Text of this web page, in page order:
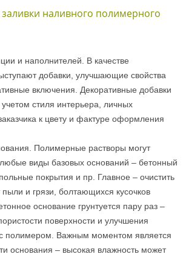
наливного полимерного
и наполнителей. В качестве
добавки, улучшающие свойства
включения. Декоративные добавки
стиля интерьера, личных
к цвету и фактуре оформления
Полимерные растворы могут
виды базовых оснований – бетонный
покрытия и пр. Главное – очистить
пыли и грязи, болтающихся кусочков
основание грунтуется пару раз –
поверхности и улучшения
полимером. Важным моментом является
основания – высокая влажность может